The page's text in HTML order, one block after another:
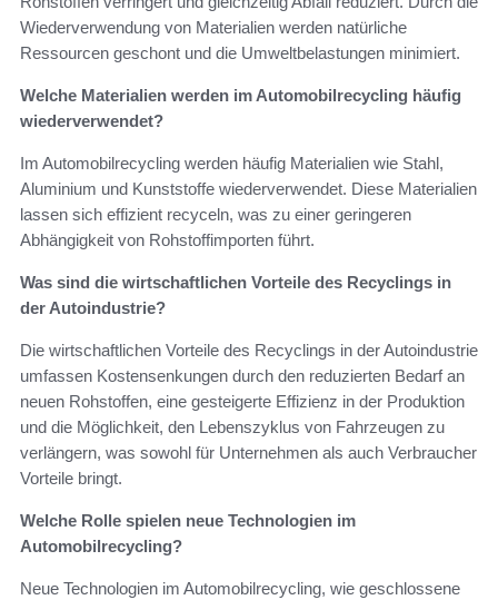
Wiederverwendung von Materialien werden natürliche
Ressourcen geschont und die Umweltbelastungen minimiert.
Welche Materialien werden im Automobilrecycling häufig
wiederverwendet?
Im Automobilrecycling werden häufig Materialien wie Stahl,
Aluminium und Kunststoffe wiederverwendet. Diese Materialien
lassen sich effizient recyceln, was zu einer geringeren
Abhängigkeit von Rohstoffimporten führt.
Was sind die wirtschaftlichen Vorteile des Recyclings in
der Autoindustrie?
Die wirtschaftlichen Vorteile des Recyclings in der Autoindustrie
umfassen Kostensenkungen durch den reduzierten Bedarf an
neuen Rohstoffen, eine gesteigerte Effizienz in der Produktion
und die Möglichkeit, den Lebenszyklus von Fahrzeugen zu
verlängern, was sowohl für Unternehmen als auch Verbraucher
Vorteile bringt.
Welche Rolle spielen neue Technologien im
Automobilrecycling?
Neue Technologien im Automobilrecycling, wie geschlossene